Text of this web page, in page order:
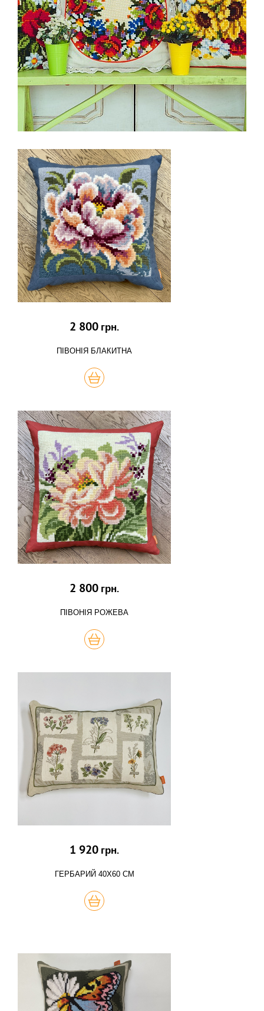
2 800 грн.
ПІВОНІЯ БЛАКИТНА
КУПИТЬ
2 800 грн.
ПІВОНІЯ РОЖЕВА
КУПИТЬ
1 920 грн.
ГЕРБАРИЙ 40Х60 СМ
КУПИТЬ